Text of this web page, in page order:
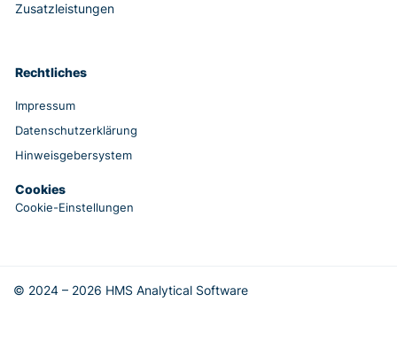
Zusatzleistungen
Rechtliches
Impressum
Datenschutzerklärung
Hinweisgebersystem
Cookies
Cookie-Einstellungen
© 2024 – 2026 HMS Analytical Software